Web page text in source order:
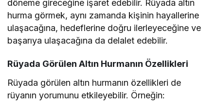
döneme gireceğine işaret edebilir. Rüyada altın
hurma görmek, aynı zamanda kişinin hayallerine
ulaşacağına, hedeflerine doğru ilerleyeceğine ve
başarıya ulaşacağına da delalet edebilir.
Rüyada Görülen Altın Hurmanın Özellikleri
Rüyada görülen altın hurmanın özellikleri de
rüyanın yorumunu etkileyebilir. Örneğin: